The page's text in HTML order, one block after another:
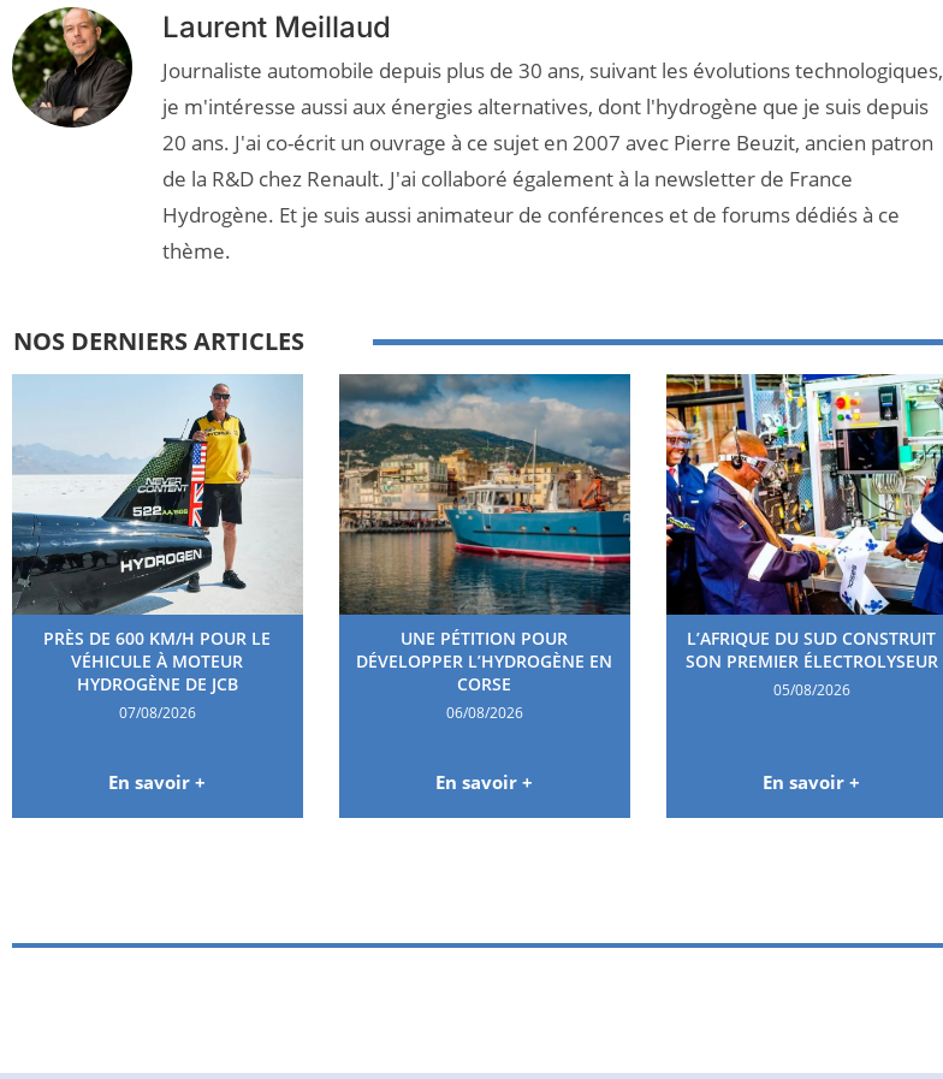
Laurent Meillaud
Journaliste automobile depuis plus de 30 ans, suivant les évolutions technologiques,
je m'intéresse aussi aux énergies alternatives, dont l'hydrogène que je suis depuis
20 ans. J'ai co-écrit un ouvrage à ce sujet en 2007 avec Pierre Beuzit, ancien patron
de la R&D chez Renault. J'ai collaboré également à la newsletter de France
Hydrogène. Et je suis aussi animateur de conférences et de forums dédiés à ce
thème.
NOS DERNIERS ARTICLES
PRÈS DE 600 KM/H POUR LE
VÉHICULE À MOTEUR
HYDROGÈNE DE JCB
07/08/2026
En savoir +
UNE PÉTITION POUR
DÉVELOPPER L’HYDROGÈNE EN
CORSE
06/08/2026
En savoir +
L’AFRIQUE DU SUD CONSTRUIT
SON PREMIER ÉLECTROLYSEUR
05/08/2026
En savoir +